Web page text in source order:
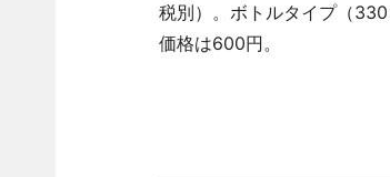
税別）。ボトルタイプ（
価格は600円。